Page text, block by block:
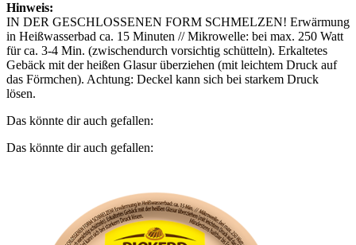
Hinweis:
IN DER GESCHLOSSENEN FORM SCHMELZEN! Erwärmung
in Heißwasserbad ca. 15 Minuten // Mikrowelle: bei max. 250 Watt
für ca. 3-4 Min. (zwischendurch vorsichtig schütteln). Erkaltetes
Gebäck mit der heißen Glasur überziehen (mit leichtem Druck auf
das Förmchen). Achtung: Deckel kann sich bei starkem Druck
lösen.
Das könnte dir auch gefallen:
Das könnte dir auch gefallen: